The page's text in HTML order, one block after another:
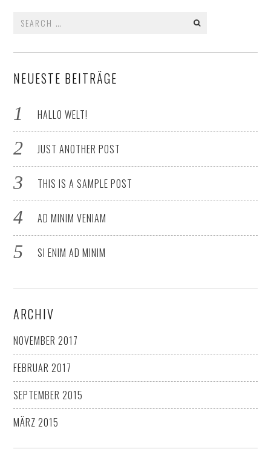
for:
NEUESTE BEITRÄGE
HALLO WELT!
JUST ANOTHER POST
THIS IS A SAMPLE POST
AD MINIM VENIAM
SI ENIM AD MINIM
ARCHIV
NOVEMBER 2017
FEBRUAR 2017
SEPTEMBER 2015
MÄRZ 2015